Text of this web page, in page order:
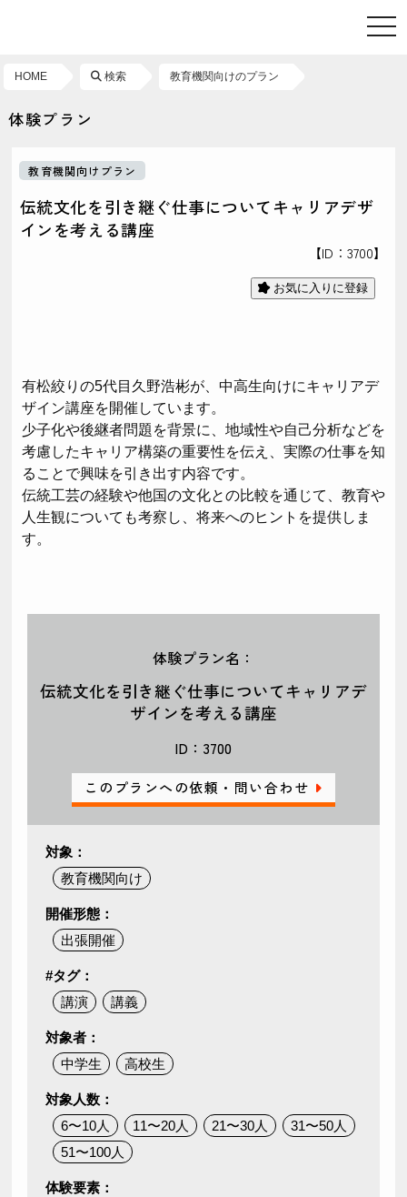
HOME 検索 教育機関向けのプラン
体験プラン
教育機関向けプラン
伝統文化を引き継ぐ仕事についてキャリアデザ
インを考える講座
【ID：3700】
お気に入りに登録
有松絞りの5代目久野浩彬が、中高生向けにキャリアデ
ザイン講座を開催しています。
少子化や後継者問題を背景に、地域性や自己分析などを
考慮したキャリア構築の重要性を伝え、実際の仕事を知
ることで興味を引き出す内容です。
伝統工芸の経験や他国の文化との比較を通じて、教育や
人生観についても考察し、将来へのヒントを提供しま
す。
体験プラン名：
伝統文化を引き継ぐ仕事についてキャリアデ
ザインを考える講座
ID：3700
このプランへの依頼・問い合わせ
対象：
教育機関向け
開催形態：
出張開催
#タグ：
講演
講義
対象者：
中学生
高校生
対象人数：
6〜10人
11〜20人 21〜30人
31〜50人
51〜100人
体験要素：